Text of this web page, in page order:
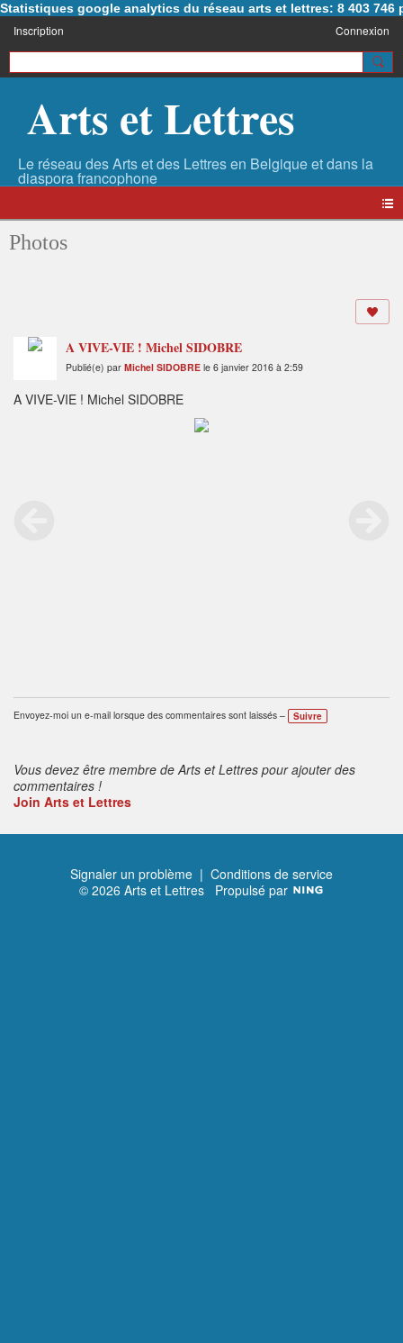
Statistiques google analytics du réseau arts et lettres: 8 403 746
Inscription Connexion
Arts et Lettres
Photos
A VIVE-VIE ! Michel SIDOBRE
Publié(e) par Michel SIDOBRE le 6 janvier 2016 à 2:59
A VIVE-VIE ! Michel SIDOBRE
Envoyez-moi un e-mail lorsque des commentaires sont laissés – Suivre
Vous devez être membre de Arts et Lettres pour ajouter des
commentaires !
Join Arts et Lettres
Signaler un problème | Conditions de service
© 2026 Arts et Lettres Propulsé par